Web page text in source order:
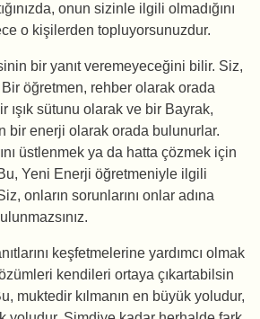
onun sizinle ilgili olmadığını
o kişilerden topluyorsunuzdur.
bir yanıt veremeyeceğini bilir. Siz,
Bir öğretmen, rehber olarak orada
ışık sütunu olarak ve bir Bayrak,
bir enerji olarak orada bulunurlar.
üstlenmek ya da hatta çözmek için
Yeni Enerji öğretmeniyle ilgili
onların sorunlarını onlar adına
keşfetmelerine yardımcı olmak
kendileri ortaya çıkartabilsin
muktedir kılmanın en büyük yoludur,